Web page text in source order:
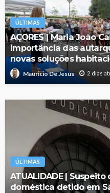
ÚLTIMAS
AÇORES | Maria João
importância das
novas soluções
Mauricio De Jesus 2 dias
ÚLTIMAS
ATUALIDADE |
doméstica detido em